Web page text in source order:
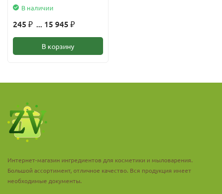
В наличии
245 ₽ ... 15 945 ₽
В корзину
Интернет-магазин ингредиентов для косметики и мыловарения.
Большой ассортимент, отличное качество. Вся продукция имеет
необходимые документы.